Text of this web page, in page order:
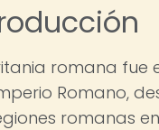
romana fue
Romano,
romanas